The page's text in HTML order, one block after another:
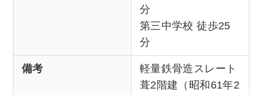
分
第三中学校 徒歩25
分
備考
軽量鉄骨造スレート
葺2階建（昭和61年2